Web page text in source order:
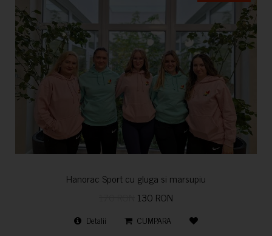
Hanorac Sport cu gluga si marsupiu
130 RON
Detalii CUMPARA